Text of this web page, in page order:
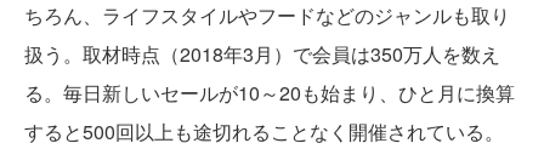
ちろん、ライフスタイルやフードなどのジャンルも取り
扱う。取材時点（2018年3月）で会員は350万人を数え
る。毎日新しいセールが10～20も始まり、ひと月に換算
すると500回以上も途切れることなく開催されている。